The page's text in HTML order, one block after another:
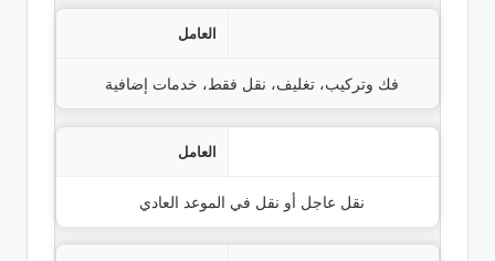
الخدمات المطلوبة
فك وتركيب، تغليف، نقل فقط، خدمات إضافية
نقل عاجل أو نقل في الموعد العادي